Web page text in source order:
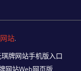
站.
牌网站手机版入口